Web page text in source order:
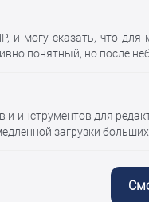
инструментов для
загрузки
и могу сказать, что
понятный, но после